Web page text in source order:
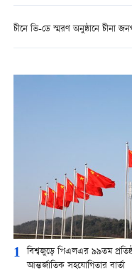
চীনে ভি-ডে স্মরণ অনুষ্ঠানে চীনা
1 বিশ্বজুড়ে পিএলএর ৯৯তম
আন্তর্জাতিক সহযোগিতার বার্তা